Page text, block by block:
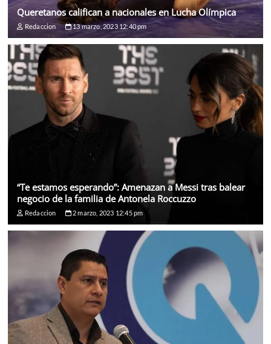
Queretanos califican a nacionales en Lucha Olímpica
Redaccion 13 marzo, 2023 12:40 pm
“Te estamos esperando”: Amenazan a Messi tras balear
negocio de la familia de Antonela Roccuzzo
Redaccion 2 marzo, 2023 12:45 pm